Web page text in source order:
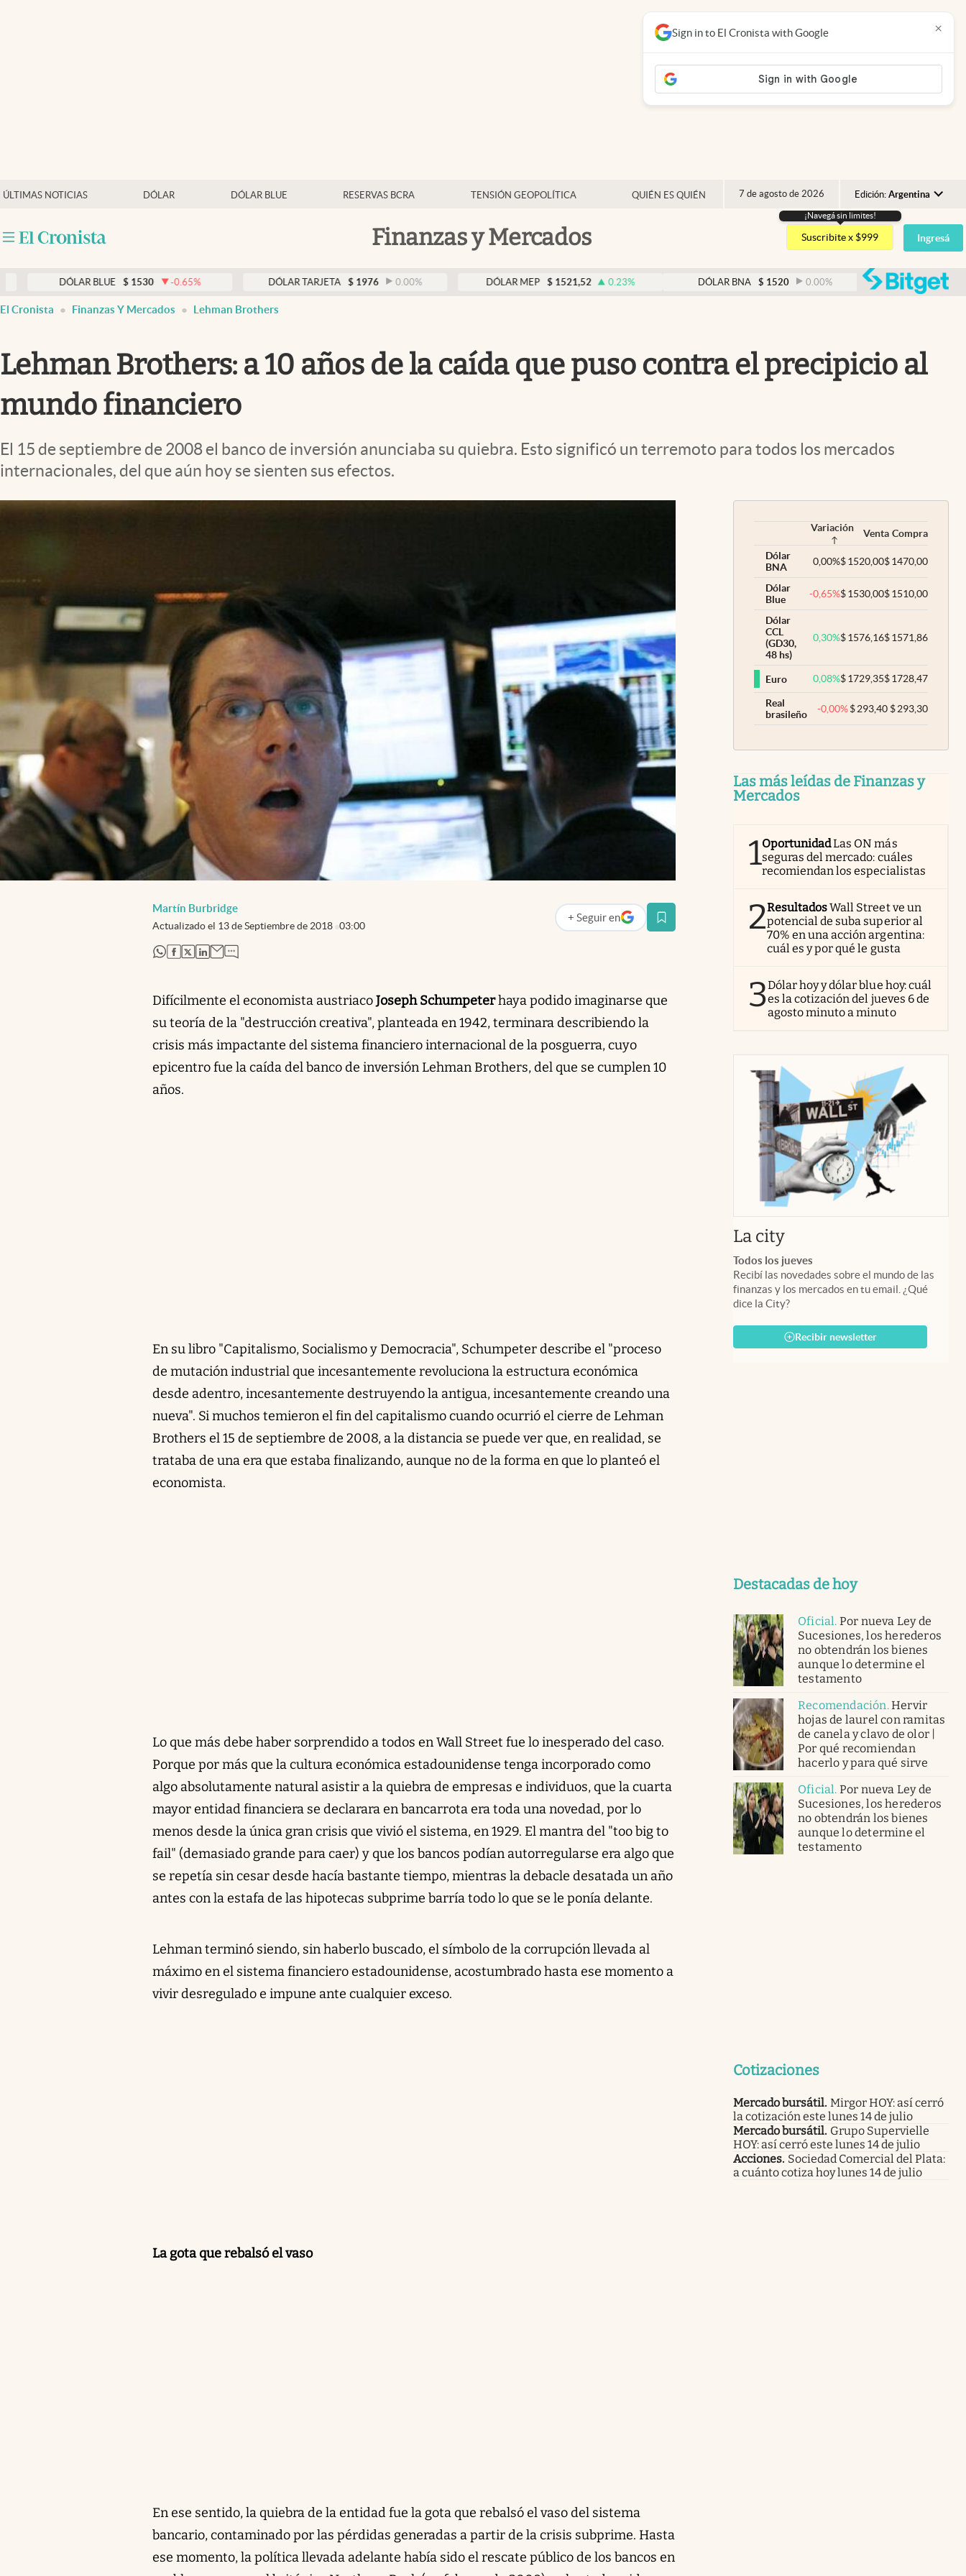
ÚLTIMAS NOTICIAS DÓLAR DÓLAR BLUE RESERVAS BCRA TENSIÓN GEOPOLÍTICA QUIÉN ES QUIÉN 7 de agosto de 2026 Edición: Argentina
Argentina
España
USA
Finanzas y Mercados
Mercados Online
Otras secciones
Clase
Mundial 2026
El Cronista Studio
¡Navegá sin limites!
Suscribite x $999 Ingresá
DÓLAR BLUE $ 1530 -0.65% DÓLAR TARJETA $ 1976 0.00% DÓLAR MEP $ 1521,52 0.23% DÓLAR BNA $ 1520 0.00% DÓLAR BLUE $ 1530
Sign in to El Cronista with Google ×
El Cronista Finanzas Y Mercados Lehman Brothers
Lehman Brothers: a 10 años de la caída que puso contra el precipicio al
mundo financiero
El 15 de septiembre de 2008 el banco de inversión anunciaba su quiebra. Esto significó un terremoto para todos los mercados
internacionales, del que aún hoy se sienten sus efectos.
Martín Burbridge
Actualizado el 13 de Septiembre de 2018 03:00
+ Seguir en
abre en nueva pestaña
abre en nueva pestaña
abre en nueva pestaña
abre en nueva pestaña
abre en nueva pestaña
Difícilmente el economista austriacoJoseph Schumpeterhaya podido imaginarse que
su teoría de la "destrucción creativa", planteada en 1942, terminara describiendo la
crisis más impactante del sistema financiero internacional de la posguerra, cuyo
epicentro fue la caída del banco de inversión Lehman Brothers, del que se cumplen 10
años.
En su libro "Capitalismo, Socialismo y Democracia", Schumpeter describe el "proceso
de mutación industrial que incesantemente revoluciona la estructura económica
desde adentro, incesantemente destruyendo la antigua, incesantemente creando una
nueva". Si muchos temieron el fin del capitalismo cuando ocurrió el cierre de Lehman
Brothers el 15 de septiembre de 2008, a la distancia se puede ver que, en realidad, se
trataba de una era que estaba finalizando, aunque no de la forma en que lo planteó el
economista.
Lo que más debe haber sorprendido a todos en Wall Street fue lo inesperado del caso.
Porque por más que la cultura económica estadounidense tenga incorporado como
algo absolutamente natural asistir a la quiebra de empresas e individuos, que la cuarta
mayor entidad financiera se declarara en bancarrota era toda una novedad, por lo
menos desde la única gran crisis que vivió el sistema, en 1929. El mantra del "too big to
fail" (demasiado grande para caer) y que los bancos podían autorregularse era algo que
se repetía sin cesar desde hacía bastante tiempo, mientras la debacle desatada un año
antes con la estafa de las hipotecas subprime barría todo lo que se le ponía delante.
Lehman terminó siendo, sin haberlo buscado, el símbolo de la corrupción llevada al
máximo en el sistema financiero estadounidense, acostumbrado hasta ese momento a
vivir desregulado e impune ante cualquier exceso.
La gota que rebalsó el vaso
En ese sentido, la quiebra de la entidad fue la gota que rebalsó el vaso del sistema
bancario, contaminado por las pérdidas generadas a partir de la crisis subprime. Hasta
ese momento, la política llevada adelante había sido el rescate público de los bancos en
Variación Venta Compra
Dólar
BNA
0,00%$1520,00$1470,00
Dólar
Blue
-0,65%$1530,00$1510,00
Dólar
CCL
(GD30,
48 hs)
0,30%$1576,16$1571,86
Euro 0,08%$1729,35$1728,47
Real
brasileño
-0,00% $293,40 $293,30
Las más leídas de Finanzas y
Mercados
1OportunidadLas ON más
seguras del mercado: cuáles
recomiendan los especialistas
2ResultadosWall Street ve un
potencial de suba superior al
70% en una acción argentina:
cuál es y por qué le gusta
3Dólar hoy y dólar blue hoy: cuál
es la cotización del jueves 6 de
agosto minuto a minuto
La cityabre en nueva pestaña
Todos los jueves
Recibí las novedades sobre el mundo de las
finanzas y los mercados en tu email. ¿Qué
dice la City?
Recibir newsletter
Destacadas de hoy
Oficial. Por nueva Ley de
Sucesiones, los herederos
no obtendrán los bienes
aunque lo determine el
testamento
Recomendación.Hervir
hojas de laurel con ramitas
de canela y clavo de olor |
Por qué recomiendan
hacerlo y para qué sirve
Oficial. Por nueva Ley de
Sucesiones, los herederos
no obtendrán los bienes
aunque lo determine el
testamento
Cotizaciones
Mercado bursátil. Mirgor HOY: así cerró
la cotización este lunes 14 de julio
Mercado bursátil. Grupo Supervielle
HOY: así cerró este lunes 14 de julio
Acciones. Sociedad Comercial del Plata:
a cuánto cotiza hoy lunes 14 de julio